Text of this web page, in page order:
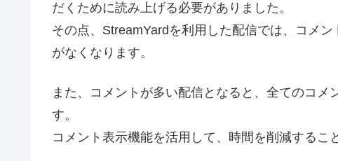
だくために読み上げる必要がありました。
その点、StreamYardを利用した配信では、コメ
がなくなります。
また、コメントが多い配信となると、全てのコ
す。
コメント表示機能を活用して、時間を削減するこ